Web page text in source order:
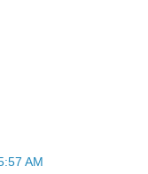
AM